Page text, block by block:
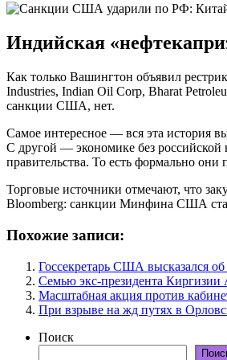
Индийская
Как только Вашингтон объявил
Industries, Indian Oil Corp, Bharat
санкции США, нет.
Самое интересное — вся эта история
С другой — экономике без российской
правительства. То есть формально
Торговые источники отмечают, что
Bloomberg: санкции Минфина США
Похожие записи:
Госсекретарь США высказался
Семью экс-президента Киргизии
Масштабная акция против
При взрыве на жд путях в
Поиск